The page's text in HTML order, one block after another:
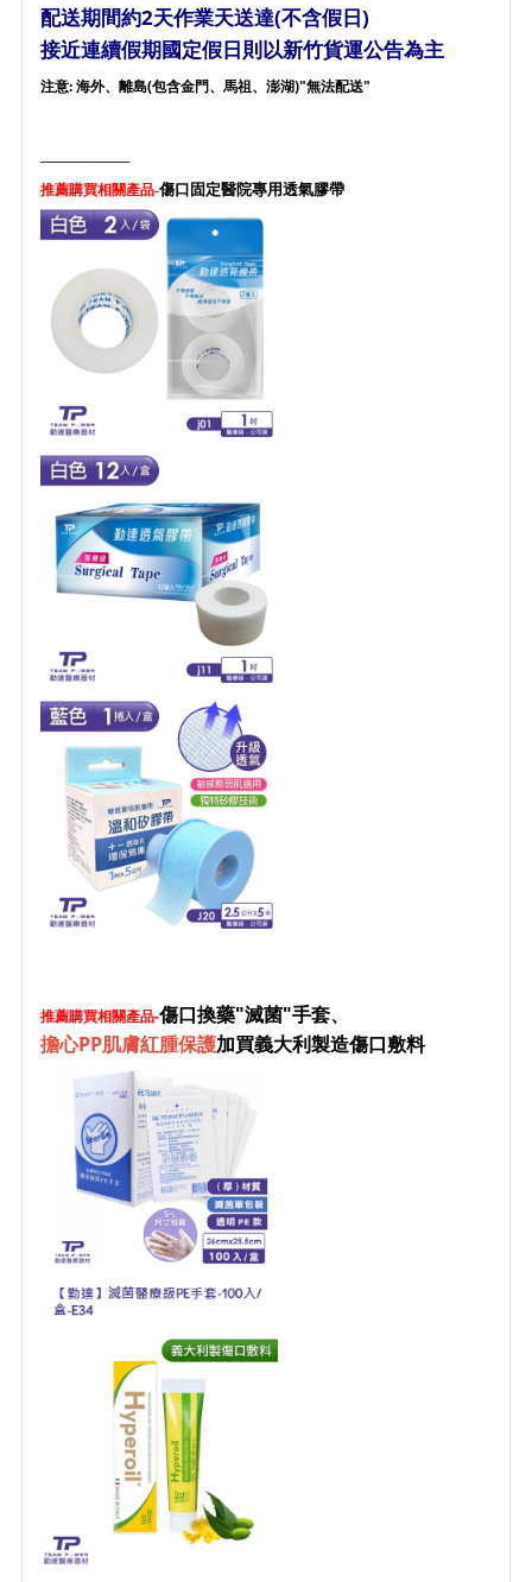
配送期間約2天作業天送達(不含假日)
接近連續假期國定假日則以新竹貨運公告為主
注意: 海外、離島(包含金門、馬祖、澎湖)"無法配送"
推薦購買相關產品-傷口固定醫院專用透氣膠帶
推薦購買相關產品-傷口換藥"滅菌"手套、
擔心PP肌膚紅腫保護加買義大利製造傷口敷料